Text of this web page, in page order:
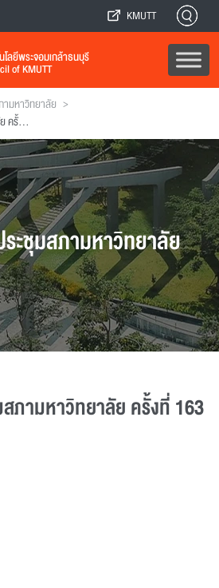
KMUTT
ลยีพระจอมเกล้าธนบุรี
of KMUTT
ามหาวิทยาลัย >
รายงานการประชุมสภามหาวิทยาลัย ครั้งที่ 163
ะชุมสภามหาวิทยาลัย
ภามหาวิทยาลัย ครั้งที่ 163